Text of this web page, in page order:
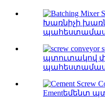
Խառնիչի
պտուտակով
Ementեմենտ